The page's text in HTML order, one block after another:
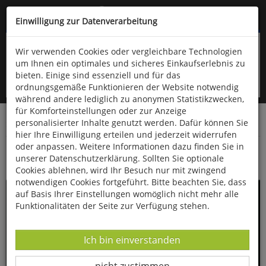
Kompletten Head der Seite überspringen
oder (06766) 9323-960
Startseite Bücher Geschichte Zeitgeschichte
Das Dritte Reich in 100 Objekten
Einwilligung zur Datenverarbeitung
Wir verwenden Cookies oder vergleichbare Technologien
um Ihnen ein optimales und sicheres Einkaufserlebnis zu
bieten. Einige sind essenziell und für das
ordnungsgemäße Funktionieren der Website notwendig
während andere lediglich zu anonymen Statistikzwecken,
für Komforteinstellungen oder zur Anzeige
personalisierter Inhalte genutzt werden. Dafür können Sie
hier Ihre Einwilligung erteilen und jederzeit widerrufen
oder anpassen. Weitere Informationen dazu finden Sie in
unserer Datenschutzerklärung. Sollten Sie optionale
Cookies ablehnen, wird Ihr Besuch nur mit zwingend
notwendigen Cookies fortgeführt. Bitte beachten Sie, dass
auf Basis Ihrer Einstellungen womöglich nicht mehr alle
Funktionalitäten der Seite zur Verfügung stehen.
Datenverarbeitung -
Ich bin einverstanden